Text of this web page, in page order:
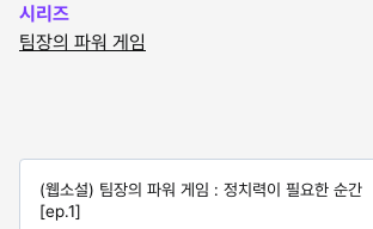
시리즈
팀장의 파워 게임
(웹소설) 팀장의 파워 게임 : 정치력이 필요한 순간
[ep.1]